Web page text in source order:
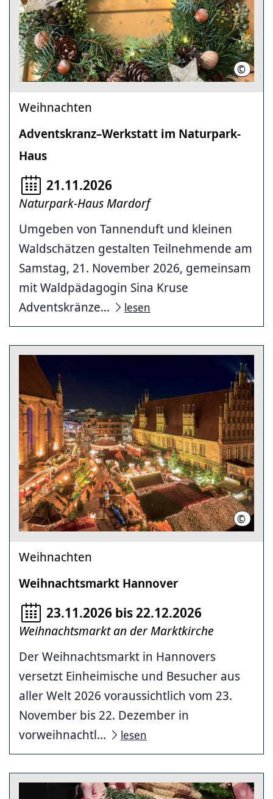
©
Weihnachten
Adventskranz–Werkstatt im Naturpark-
Haus
21.11.2026
Naturpark-Haus Mardorf
Umgeben von Tannenduft und kleinen
Waldschätzen gestalten Teilnehmende am
Samstag, 21. November 2026, gemeinsam
mit Waldpädagogin Sina Kruse
Adventskränze...
lesen
© HMTG
Weihnachten
Weihnachtsmarkt Hannover
23.11.2026 bis 22.12.2026
Weihnachtsmarkt an der Marktkirche
Der Weihnachtsmarkt in Hannovers
versetzt Einheimische und Besucher aus
aller Welt 2026 voraussichtlich vom 23.
November bis 22. Dezember in
vorweihnachtl...
lesen